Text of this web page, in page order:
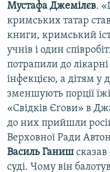
Усі сайти RFE/RL
Мустафа Джемілєв.
кримських татар
книги, кримський
учнів і один
потрапили до
інфекцією, а дітям
зменшують порції
«Свідків Єгови» в
до них прийшли
Верховної Ради
Василь Ганиш
суді. Чому він